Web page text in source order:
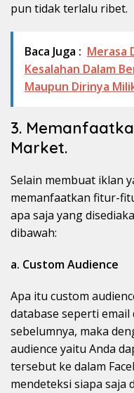
pun tidak terlalu ribet.
Baca Juga : Merasa
Kesalahan Dalam
Maupun Dirinya
3.
Market.
Selain membuat iklan
memanfaatkan fitur-
apa saja yang
dibawah:
a. Custom Audience
Apa itu custom
database seperti email
sebelumnya, maka
audience yaitu Anda
tersebut ke dalam
mendeteksi siapa saja